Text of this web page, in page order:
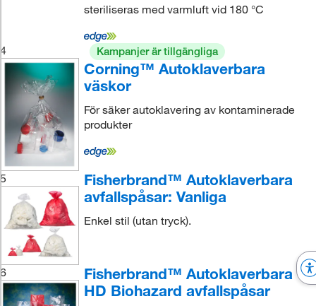
steriliseras med varmluft vid 180 °C
4 Kampanjer är tillgängliga
Corning™ Autoklaverbara
väskor
För säker autoklavering av kontaminerade
produkter
5
Fisherbrand™ Autoklaverbara
avfallspåsar: Vanliga
Enkel stil (utan tryck).
6
Fisherbrand™ Autoklaverbara
HD Biohazard avfallspåsar